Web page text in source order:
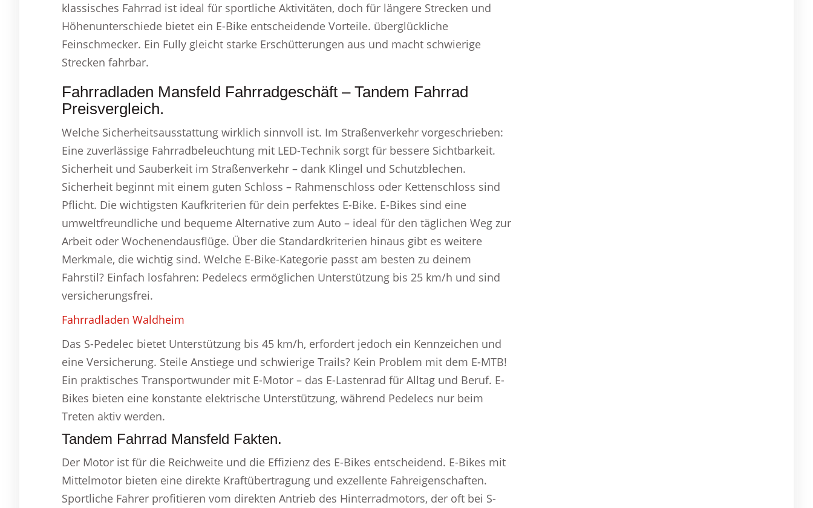
klassisches Fahrrad ist ideal für sportliche Aktivitäten, doch für längere Strecken und
Höhenunterschiede bietet ein E-Bike entscheidende Vorteile. überglückliche
Feinschmecker. Ein Fully gleicht starke Erschütterungen aus und macht schwierige
Strecken fahrbar.
Fahrradladen Mansfeld Fahrradgeschäft – Tandem Fahrrad
Preisvergleich.
Welche Sicherheitsausstattung wirklich sinnvoll ist. Im Straßenverkehr vorgeschrieben:
Eine zuverlässige Fahrradbeleuchtung mit LED-Technik sorgt für bessere Sichtbarkeit.
Sicherheit und Sauberkeit im Straßenverkehr – dank Klingel und Schutzblechen.
Sicherheit beginnt mit einem guten Schloss – Rahmenschloss oder Kettenschloss sind
Pflicht. Die wichtigsten Kaufkriterien für dein perfektes E-Bike. E-Bikes sind eine
umweltfreundliche und bequeme Alternative zum Auto – ideal für den täglichen Weg zur
Arbeit oder Wochenendausflüge. Über die Standardkriterien hinaus gibt es weitere
Merkmale, die wichtig sind. Welche E-Bike-Kategorie passt am besten zu deinem
Fahrstil? Einfach losfahren: Pedelecs ermöglichen Unterstützung bis 25 km/h und sind
versicherungsfrei.
Fahrradladen Waldheim
Das S-Pedelec bietet Unterstützung bis 45 km/h, erfordert jedoch ein Kennzeichen und
eine Versicherung. Steile Anstiege und schwierige Trails? Kein Problem mit dem E-MTB!
Ein praktisches Transportwunder mit E-Motor – das E-Lastenrad für Alltag und Beruf. E-
Bikes bieten eine konstante elektrische Unterstützung, während Pedelecs nur beim
Treten aktiv werden.
Tandem Fahrrad Mansfeld Fakten.
Der Motor ist für die Reichweite und die Effizienz des E-Bikes entscheidend. E-Bikes mit
Mittelmotor bieten eine direkte Kraftübertragung und exzellente Fahreigenschaften.
Sportliche Fahrer profitieren vom direkten Antrieb des Hinterradmotors, der oft bei S-